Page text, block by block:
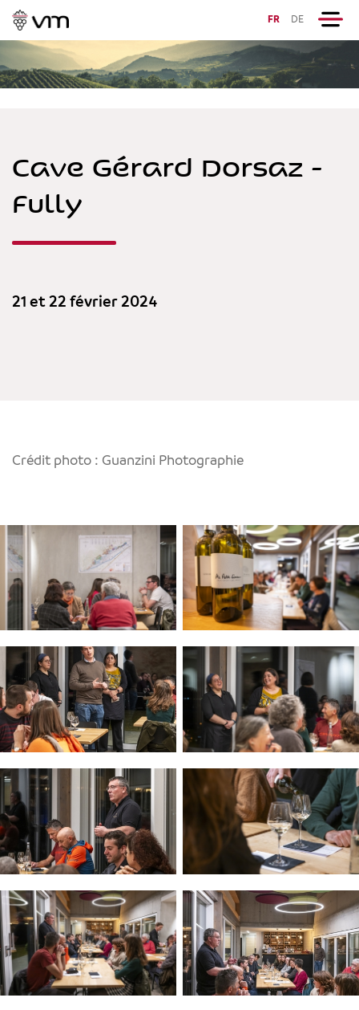
FR DE
Cave Gérard Dorsaz -
Fully
21 et 22 février 2024
Crédit photo : Guanzini Photographie